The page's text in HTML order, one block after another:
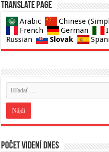
Translate page
Arabic Chinese
French
German
Russian
Slovak
Počet videní dnes